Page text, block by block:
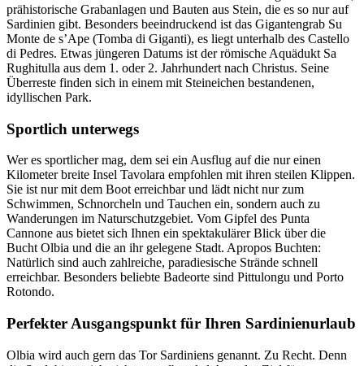
prähistorische Grabanlagen und Bauten aus Stein, die es so nur auf
Sardinien gibt. Besonders beeindruckend ist das Gigantengrab Su
Monte de s’Ape (Tomba di Giganti), es liegt unterhalb des Castello
di Pedres. Etwas jüngeren Datums ist der römische Aquädukt Sa
Rughitulla aus dem 1. oder 2. Jahrhundert nach Christus. Seine
Überreste finden sich in einem mit Steineichen bestandenen,
idyllischen Park.
Sportlich unterwegs
Wer es sportlicher mag, dem sei ein Ausflug auf die nur einen
Kilometer breite Insel Tavolara empfohlen mit ihren steilen Klippen.
Sie ist nur mit dem Boot erreichbar und lädt nicht nur zum
Schwimmen, Schnorcheln und Tauchen ein, sondern auch zu
Wanderungen im Naturschutzgebiet. Vom Gipfel des Punta
Cannone aus bietet sich Ihnen ein spektakulärer Blick über die
Bucht Olbia und die an ihr gelegene Stadt. Apropos Buchten:
Natürlich sind auch zahlreiche, paradiesische Strände schnell
erreichbar. Besonders beliebte Badeorte sind Pittulongu und Porto
Rotondo.
Perfekter Ausgangspunkt für Ihren Sardinienurlaub
Olbia wird auch gern das Tor Sardiniens genannt. Zu Recht. Denn